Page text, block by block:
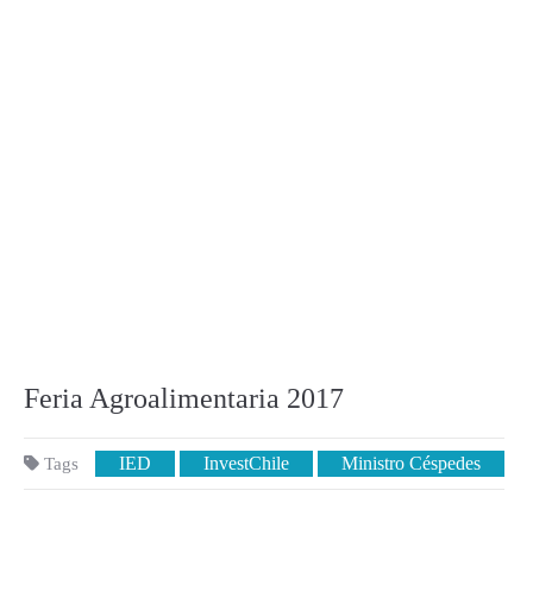
Feria Agroalimentaria 2017
Tags IED InvestChile Ministro Céspedes